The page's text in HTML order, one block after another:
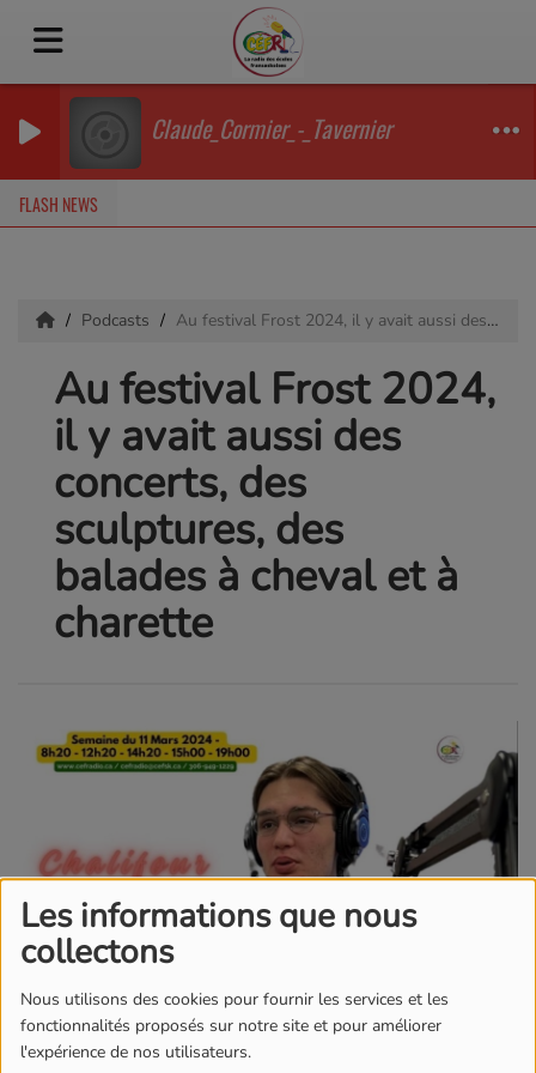
Les informations que nous
collectons
Nous utilisons des cookies pour fournir les services et les
fonctionnalités proposés sur notre site et pour améliorer
l'expérience de nos utilisateurs.
Claude_Cormier_-_Tavernier
FLASH NEWS
Podcasts Au festival Frost 2024, il y avait aussi des concerts, des sculptures, des balades à cheval et à charette
Au festival Frost 2024,
il y avait aussi des
concerts, des
sculptures, des
balades à cheval et à
charette